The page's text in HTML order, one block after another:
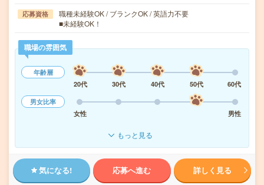
応募資格
職種未経験OK / ブランクOK / 英語力不要
■未経験OK！
職場の雰囲気
年齢層
20代
30代 40代 50代
60代
男女比率
女性
男性
もっと見る
気になる! 応募へ進む 詳しく見る